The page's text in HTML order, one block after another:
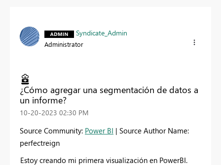
Syndicate_Admin
Administrator
¿Cómo agregar una segmentación de datos a
un informe?
‎10-20-2023 02:30 PM
Source Community: Power BI | Source Author Name:
perfectreign
Estoy creando mi primera visualización en PowerBI.